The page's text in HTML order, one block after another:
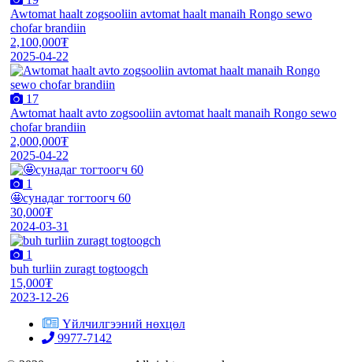
Awtomat haalt zogsooliin avtomat haalt manaih Rongo sewo
chofar brandiin
2,100,000₮
2025-04-22
17
Awtomat haalt avto zogsooliin avtomat haalt manaih Rongo sewo
chofar brandiin
2,000,000₮
2025-04-22
1
🤩сунадаг тогтоогч 60
30,000₮
2024-03-31
1
buh turliin zuragt togtoogch
15,000₮
2023-12-26
Үйлчилгээний нөхцөл
9977-7142